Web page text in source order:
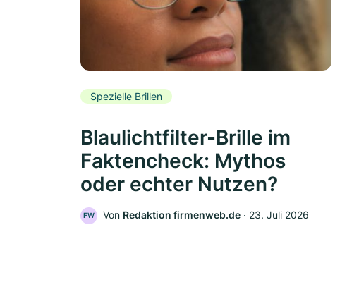
Spezielle Brillen
Blaulichtfilter-Brille im
Faktencheck: Mythos
oder echter Nutzen?
FW Von Redaktion firmenweb.de ‧ 23. Juli 2026